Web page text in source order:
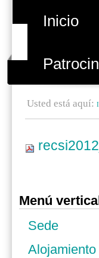
Inicio
Usted está aquí:
Menú vertical
Sede
Alojamiento